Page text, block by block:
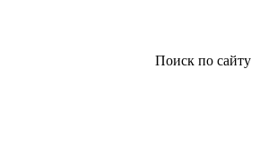
Поиск по сайту